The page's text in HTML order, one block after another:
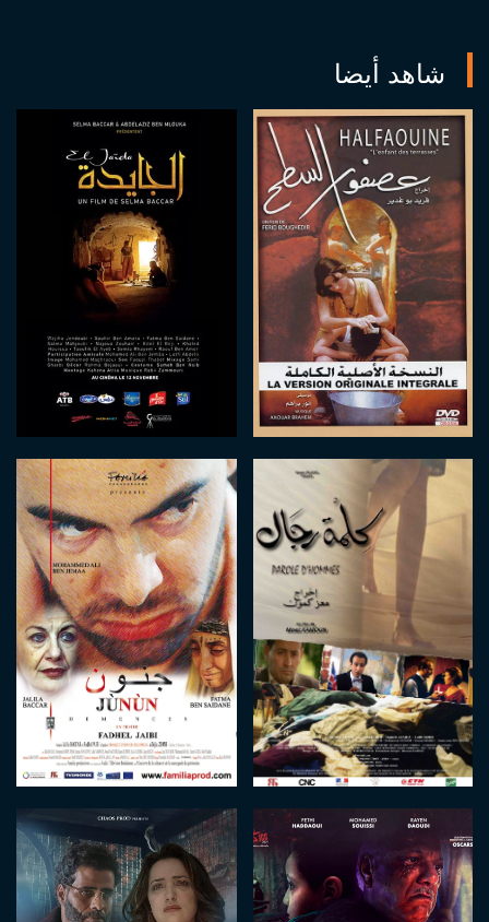
شاهد أيضا